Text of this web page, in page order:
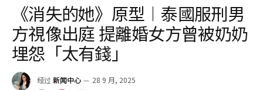
《消失的她》原型︱泰國服刑男
方視像出庭 提離婚女方曾被奶奶
埋怨「太有錢」
经过 新闻中心 28 9 月, 2025